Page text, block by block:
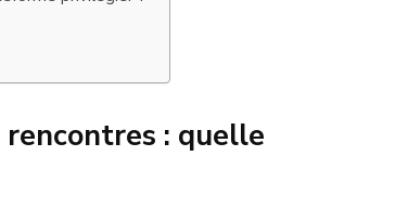
rencontres : quelle